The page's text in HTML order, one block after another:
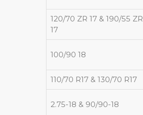
120/70 ZR 17 & 190/55 ZR
17
100/90 18
110/70 R17 & 130/70 R17
2.75-18 & 90/90-18